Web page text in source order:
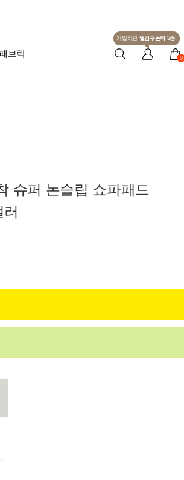
브릭
가입하면 웰컴쿠폰팩 5종!
0
슈퍼 논슬립 쇼파패드